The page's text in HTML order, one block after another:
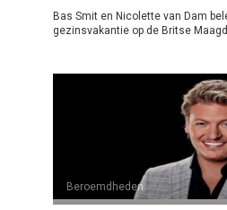
Bas Smit en Nicolette van Dam
gezinsvakantie op de Britse
Beroemdheden